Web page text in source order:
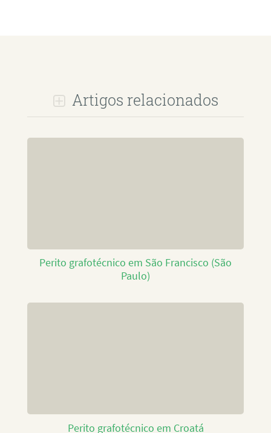
Artigos relacionados
Perito grafotécnico em São Francisco (São
Paulo)
Perito grafotécnico em Croatá